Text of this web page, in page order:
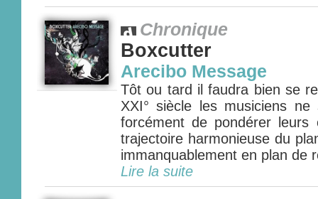
Chronique
Boxcutter
Arecibo Message
Tôt ou tard il faudra bien se
XXI° siècle les musiciens
forcément de pondérer leurs
trajectoire harmonieuse du
immanquablement en plan de
Lire la suite